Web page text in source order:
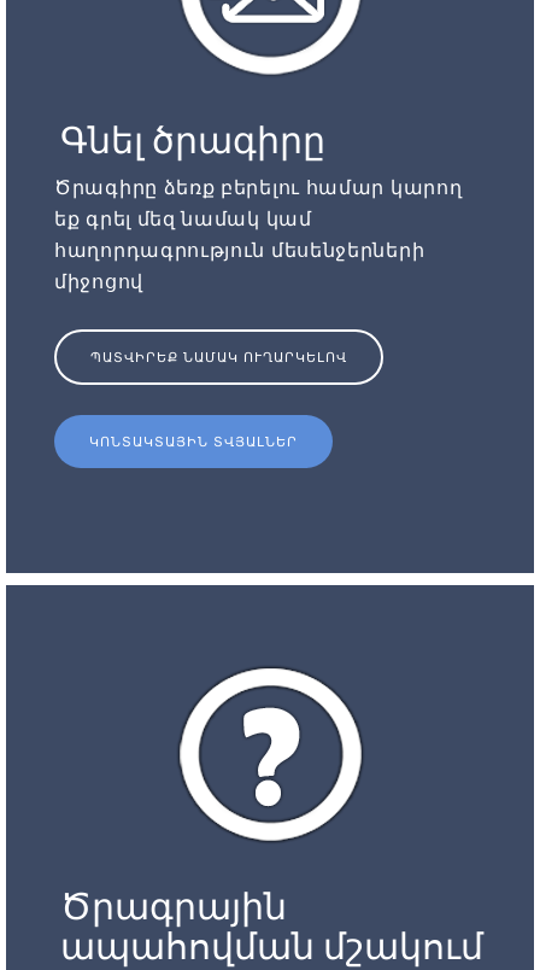
Գնել ծրագիրը
Ծրագիրը ձեռք բերելու համար կարող
եք գրել մեզ նամակ կամ
հաղորդագրություն մեսենջերների
միջոցով
ՊԱՏՎԻՐԵՔ ՆԱՄԱԿ ՈՒՂԱՐԿԵԼՈՎ
ԿՈՆՏԱԿՏԱՅԻՆ ՏՎՅԱԼՆԵՐ
Ծրագրային
ապահովման մշակում